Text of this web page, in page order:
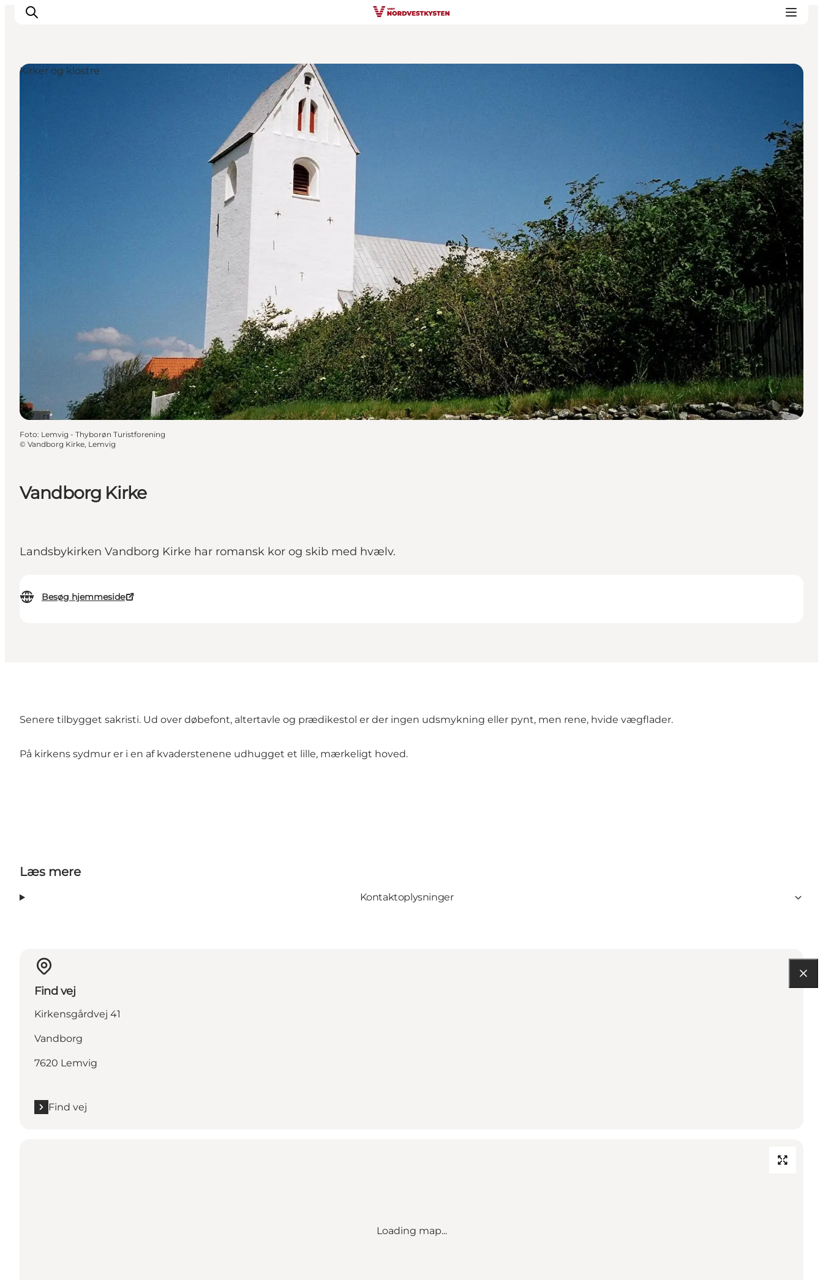
Handicapvenlig ferie
Vandborg Kirke
Landsbykirken Vandborg Kirke har romansk kor og skib med hvælv.
Besøg hjemmeside
Kirker og klostre
Foto: Lemvig - Thyborøn Turistforening
© Vandborg Kirke, Lemvig
Senere tilbygget sakristi. Ud over døbefont, altertavle og prædikestol er der ingen udsmykning eller pynt, men rene, hvide vægflader.
På kirkens sydmur er i en af kvaderstenene udhugget et lille, mærkeligt hoved.
Læs mere
Kontaktoplysninger
Find vej
Kirkensgårdvej 41
Vandborg
7620 Lemvig
Find vej
Loading map...